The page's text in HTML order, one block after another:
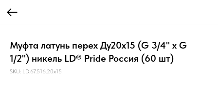
Муфта латунь перех Ду20х15 (G 3/4" х G
1/2") никель LD® Pride Россия (60 шт)
SKU: LD.67.516.20х15